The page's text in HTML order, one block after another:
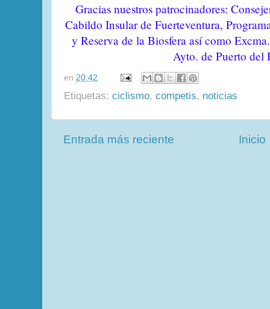
Gracias nuestros patrocinadores:
Cabildo Insular de Fuerteventura,
y Reserva de la Biosfera así como
Ayto. de Puerto del
en 20:42
Etiquetas: ciclismo, competis, noticias
Entrada más reciente Inicio